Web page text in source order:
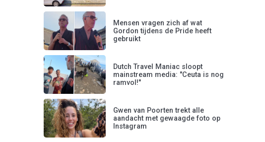
Mensen vragen zich af wat
Gordon tijdens de Pride heeft
gebruikt
Dutch Travel Maniac sloopt
mainstream media: "Ceuta is nog
ramvol!"
Gwen van Poorten trekt alle
aandacht met gewaagde foto op
Instagram